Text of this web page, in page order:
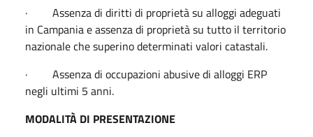
· Assenza di diritti di proprietà su alloggi adeguati
in Campania e assenza di proprietà su tutto il territorio
nazionale che superino determinati valori catastali.
· Assenza di occupazioni abusive di alloggi ERP
negli ultimi 5 anni.
MODALITÀ DI PRESENTAZIONE